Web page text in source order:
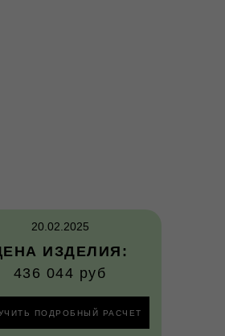
ИЗДЕЛИЯ:
436 044 руб
ПОДРОБНЫЙ РАСЧЕТ
20.02.2025